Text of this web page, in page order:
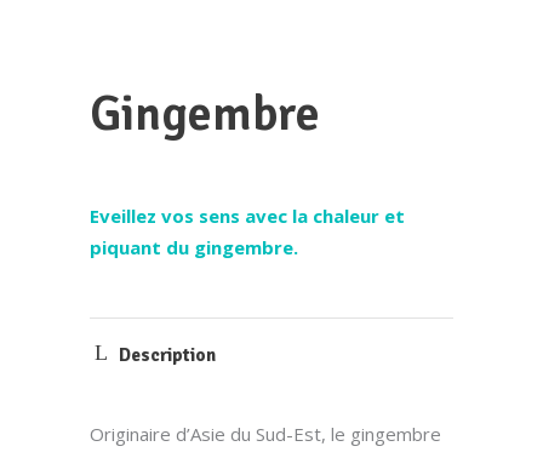
Gingembre
Eveillez vos sens avec la chaleur et
piquant du gingembre.
Description
Originaire d’Asie du Sud-Est, le gingembre